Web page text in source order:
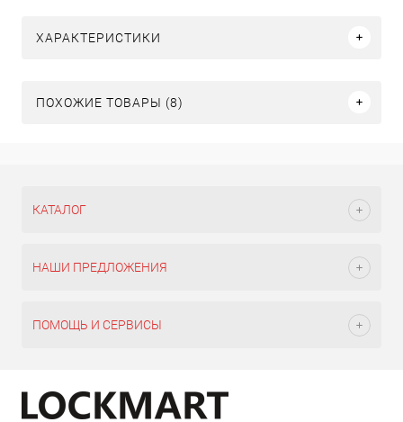
ХАРАКТЕРИСТИКИ
ПОХОЖИЕ ТОВАРЫ (8)
КАТАЛОГ
НАШИ ПРЕДЛОЖЕНИЯ
ПОМОЩЬ И СЕРВИСЫ